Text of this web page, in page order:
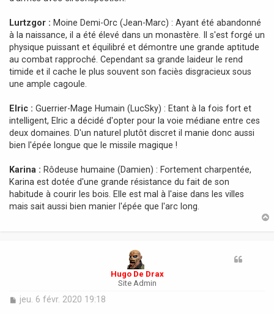
Lurtzgor : Moine Demi-Orc (Jean-Marc) : Ayant été abandonné
à la naissance, il a été élevé dans un monastère. Il s'est forgé un
physique puissant et équilibré et démontre une grande aptitude
au combat rapproché. Cependant sa grande laideur le rend
timide et il cache le plus souvent son faciès disgracieux sous
une ample cagoule.
Elric : Guerrier-Mage Humain (LucSky) : Etant à la fois fort et
intelligent, Elric a décidé d'opter pour la voie médiane entre ces
deux domaines. D'un naturel plutôt discret il manie donc aussi
bien l'épée longue que le missile magique !
Karina : Rôdeuse humaine (Damien) : Fortement charpentée,
Karina est dotée d'une grande résistance du fait de son
habitude à courir les bois. Elle est mal à l'aise dans les villes
mais sait aussi bien manier l'épée que l'arc long.
Hugo De Drax
Site Admin
M
jeu. 6 févr. 2020 19:18